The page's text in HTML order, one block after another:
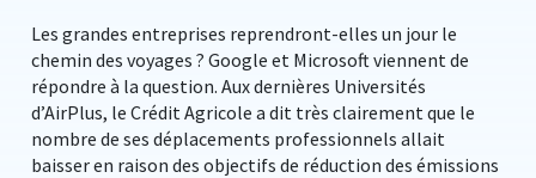
Les grandes entreprises reprendront-elles un jour le
chemin des voyages ? Google et Microsoft viennent de
répondre à la question. Aux dernières Universités
d’AirPlus, le Crédit Agricole a dit très clairement que le
nombre de ses déplacements professionnels allait
baisser en raison des objectifs de réduction des émissions